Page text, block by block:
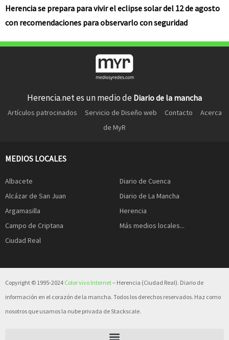
Herencia se prepara para vivir el eclipse solar del 12 de agosto
con recomendaciones para observarlo con seguridad
Herencia.net es un medio de Diario de la mancha
Artículos patrocinados Servicio de Diseño web Contacto
Acerca
de MyR
MEDIOS LOCALES
Albacete
Alcázar de San Juan
Argamasilla
Campo de Criptana
Ciudad Real
Diario de Cuenca
Diario de La Mancha
Herencia
Más medios locales...
Copyright © 1995-2024 Color vivo Internet– Herencia (Ciudad Real). Diario de
información en el corazón de la mancha. Todos los derechos reservados. Haz como
nosotros que usamos la nube privada de Stackscale.